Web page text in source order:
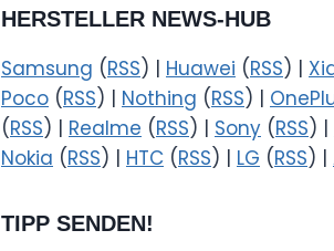
HERSTELLER NEWS-HUB
Samsung (RSS) | Huawei (RSS) |
Poco (RSS) | Nothing (RSS) |
(RSS) | Realme (RSS) | Sony (RSS) |
Nokia (RSS) | HTC (RSS) | LG (RSS) |
TIPP SENDEN!